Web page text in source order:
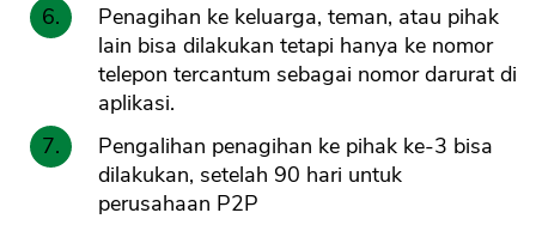
Penagihan ke keluarga, teman, atau pihak
lain bisa dilakukan tetapi hanya ke nomor
telepon tercantum sebagai nomor darurat di
aplikasi.
Pengalihan penagihan ke pihak ke-3 bisa
dilakukan, setelah 90 hari untuk
perusahaan P2P